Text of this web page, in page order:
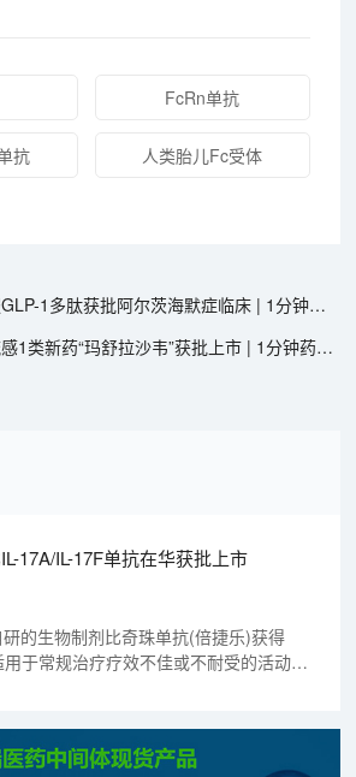
FcRn单抗
抗 人类胎儿Fc受体
1多肽获批阿尔茨海默症临床 | 1分钟药闻速览
类新药“玛舒拉沙韦”获批上市 | 1分钟药闻速览
17A/IL-17F单抗在华获批上市
的生物制剂比奇珠单抗(倍捷乐)获得
于常规治疗疗效不佳或不耐受的活动性